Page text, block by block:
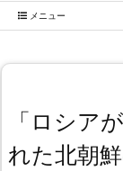
メニュー
「ロシア
れた北朝